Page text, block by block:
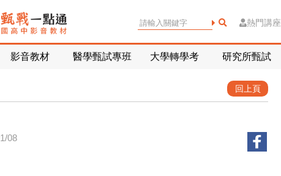
熱門講座
影音教材 醫學甄試專班 大學轉學考 研究所甄試
回上頁
08